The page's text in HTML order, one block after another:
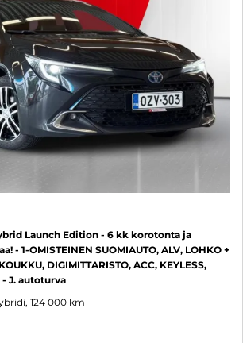
Launch Edition - 6 kk korotonta ja
- 1-OMISTEINEN SUOMIAUTO, ALV, LOHKO +
DIGIMITTARISTO, ACC, KEYLESS,
- J. autoturva
124 000 km